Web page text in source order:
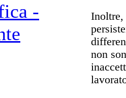
-
Inoltre,
non